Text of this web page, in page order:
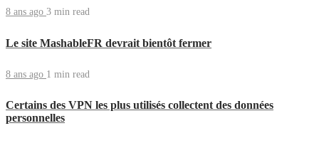
8 ans ago 3 min read
Le site MashableFR devrait bientôt fermer
8 ans ago 1 min read
Certains des VPN les plus utilisés collectent des données
personnelles